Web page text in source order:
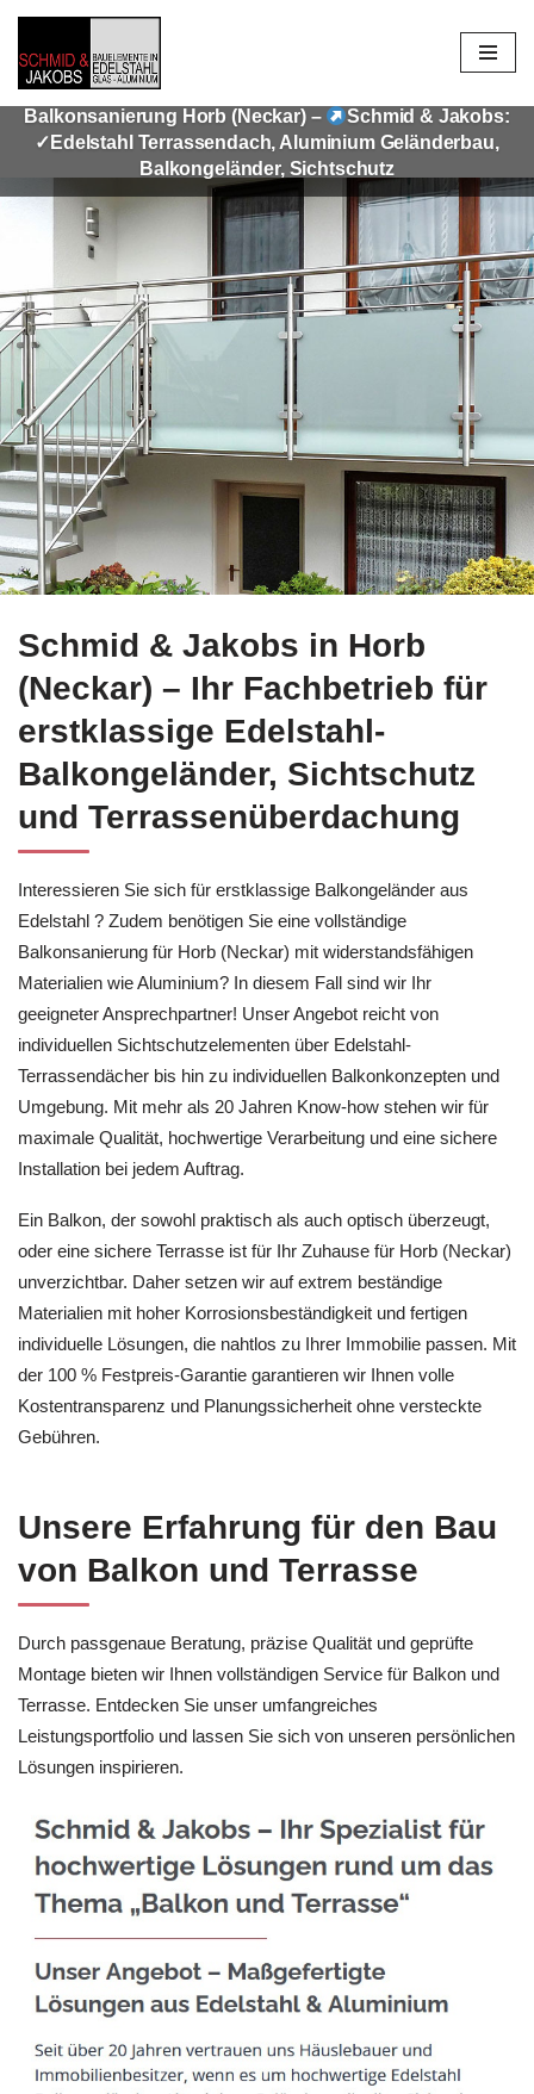
Zum
Inhalt
springen
Balkonsanierung Horb (Neckar) –
Schmid & Jakobs:
✓Edelstahl Terrassendach, Aluminium Geländerbau,
Balkongeländer, Sichtschutz
Schmid & Jakobs in Horb
(Neckar) – Ihr Fachbetrieb für
erstklassige Edelstahl-
Balkongeländer, Sichtschutz
und Terrassenüberdachung
Interessieren Sie sich für erstklassige Balkongeländer aus
Edelstahl ? Zudem benötigen Sie eine vollständige
Balkonsanierung für Horb (Neckar) mit widerstandsfähigen
Materialien wie Aluminium? In diesem Fall sind wir Ihr
geeigneter Ansprechpartner! Unser Angebot reicht von
individuellen Sichtschutzelementen über Edelstahl-
Terrassendächer bis hin zu individuellen Balkonkonzepten und
Umgebung. Mit mehr als 20 Jahren Know-how stehen wir für
maximale Qualität, hochwertige Verarbeitung und eine sichere
Installation bei jedem Auftrag.
Ein Balkon, der sowohl praktisch als auch optisch überzeugt,
oder eine sichere Terrasse ist für Ihr Zuhause für Horb (Neckar)
unverzichtbar. Daher setzen wir auf extrem beständige
Materialien mit hoher Korrosionsbeständigkeit und fertigen
individuelle Lösungen, die nahtlos zu Ihrer Immobilie passen. Mit
der 100 % Festpreis-Garantie garantieren wir Ihnen volle
Kostentransparenz und Planungssicherheit ohne versteckte
Gebühren.
Unsere Erfahrung für den Bau
von Balkon und Terrasse
Durch passgenaue Beratung, präzise Qualität und geprüfte
Montage bieten wir Ihnen vollständigen Service für Balkon und
Terrasse. Entdecken Sie unser umfangreiches
Leistungsportfolio und lassen Sie sich von unseren persönlichen
Lösungen inspirieren.